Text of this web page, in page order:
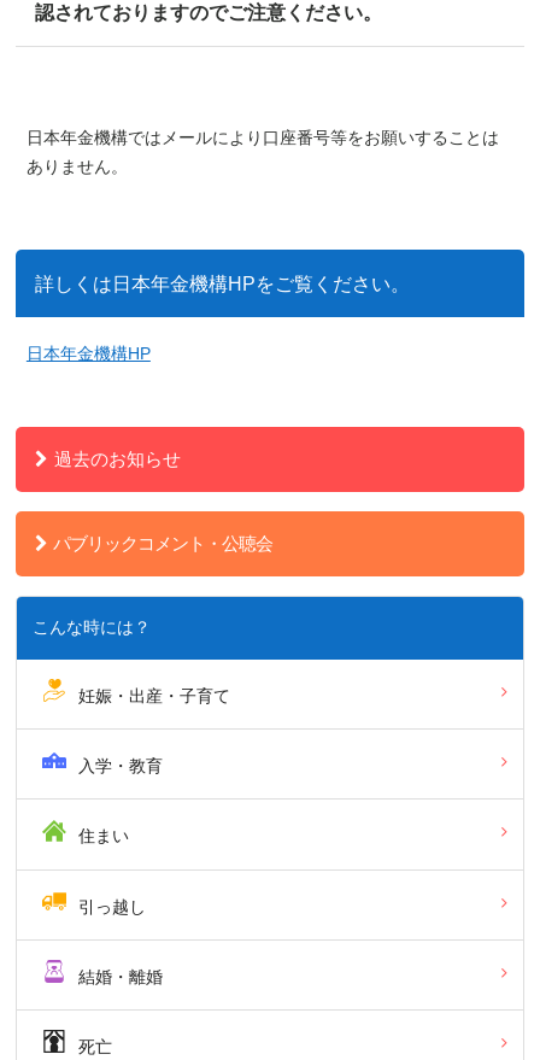
認されておりますのでご注意ください。
日本年金機構ではメールにより口座番号等をお願いすることは
ありません。
詳しくは日本年金機構HPをご覧ください。
日本年金機構HP
過去のお知らせ
パブリックコメント・公聴会
こんな時には？
妊娠・出産・子育て
入学・教育
住まい
引っ越し
結婚・離婚
死亡